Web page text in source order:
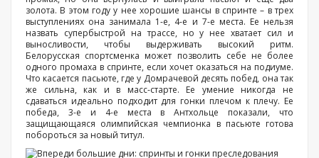
золота. В этом году у нее хорошие шансы в спринте – в трех
выступлениях она занимала 1-е, 4-е и 7-е места. Ее нельзя
назвать супербыстрой на трассе, но у нее хватает сил и
выносливости, чтобы выдерживать высокий ритм.
Белорусская спортсменка может позволить себе не более
одного промаха в спринте, если хочет оказаться на подиуме.
Что касается пасьюте, где у Домрачевой десять побед, она так
же сильна, как и в масс-старте. Ее умение никогда не
сдаваться идеально подходит для гонки плечом к плечу. Ее
победа, 3-е и 4-е места в Антхольце показали, что
защищающаяся олимпийская чемпионка в пасьюте готова
побороться за новый титул.